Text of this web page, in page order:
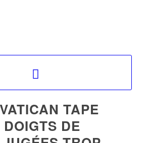
TAPE
DE